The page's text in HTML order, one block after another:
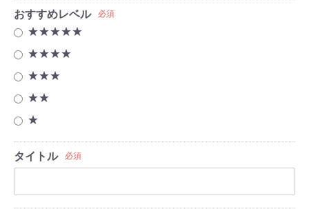
おすすめレベル 必須
★★★★★
★★★★
★★★
★★
★
タイトル 必須